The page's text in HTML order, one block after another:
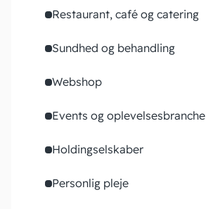
Restaurant, café og catering
Sundhed og behandling
Webshop
Events og oplevelsesbranche
Holdingselskaber
Personlig pleje